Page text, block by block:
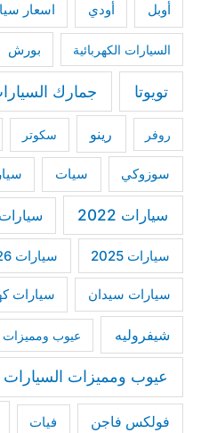
f
o
:
أوبل أودي اسعار
السيارات الكهربائية بورش
تويوتا جمارك
روفر رينو سكوتر
سوزوكي سيات
سيارات 2022 سيارات
سيارات 2025 سيارات 2026
سيارات سيدان سيارات
شيفروليه عيوب ومميزات
عيوب ومميزات السيارات
فولكس فاجن فيات